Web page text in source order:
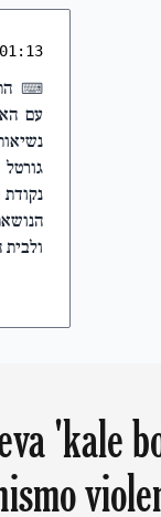
01:13
⌨
עם
'kale